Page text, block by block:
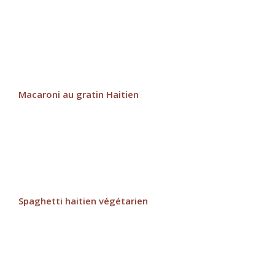
Macaroni au gratin Haitien
Spaghetti haitien végétarien